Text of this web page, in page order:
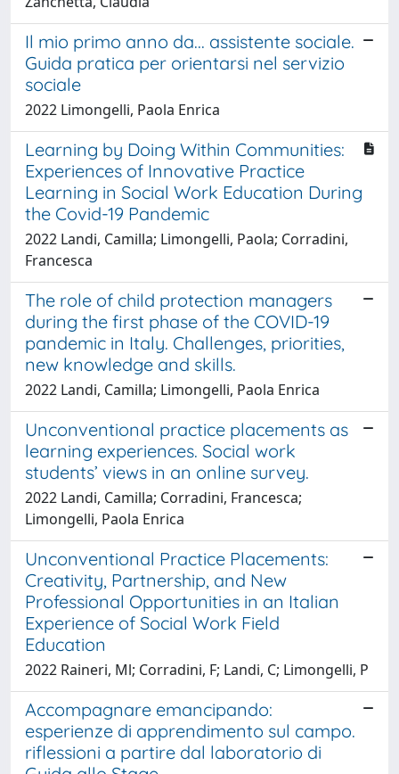
Il mio primo anno da... assistente sociale.
Guida pratica per orientarsi nel servizio
sociale
2022 Limongelli, Paola Enrica
Learning by Doing Within Communities:
Experiences of Innovative Practice
Learning in Social Work Education During
the Covid-19 Pandemic
2022 Landi, Camilla; Limongelli, Paola; Corradini,
Francesca
The role of child protection managers
during the first phase of the COVID-19
pandemic in Italy. Challenges, priorities,
new knowledge and skills.
2022 Landi, Camilla; Limongelli, Paola Enrica
Unconventional practice placements as
learning experiences. Social work
students’ views in an online survey.
2022 Landi, Camilla; Corradini, Francesca;
Limongelli, Paola Enrica
Unconventional Practice Placements:
Creativity, Partnership, and New
Professional Opportunities in an Italian
Experience of Social Work Field
Education
2022 Raineri, Ml; Corradini, F; Landi, C; Limongelli, P
Accompagnare emancipando:
esperienze di apprendimento sul campo.
riflessioni a partire dal laboratorio di